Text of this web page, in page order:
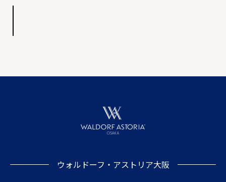
ウォルドーフ・アストリア大阪